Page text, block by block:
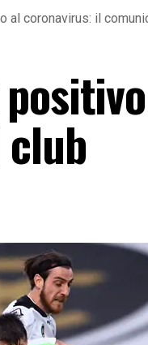
al coronavirus: il